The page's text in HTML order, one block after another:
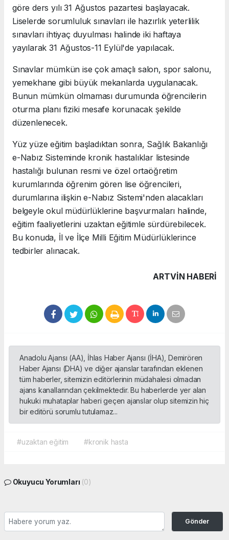
göre ders yılı 31 Ağustos pazartesi başlayacak.
Liselerde sorumluluk sınavları ile hazırlık yeterlilik
sınavları ihtiyaç duyulması halinde iki haftaya
yayılarak 31 Ağustos-11 Eylül'de yapılacak.
Sınavlar mümkün ise çok amaçlı salon, spor salonu,
yemekhane gibi büyük mekanlarda uygulanacak.
Bunun mümkün olmaması durumunda öğrencilerin
oturma planı fiziki mesafe korunacak şekilde
düzenlenecek.
Yüz yüze eğitim başladıktan sonra, Sağlık Bakanlığı
e-Nabız Sisteminde kronik hastalıklar listesinde
hastalığı bulunan resmi ve özel ortaöğretim
kurumlarında öğrenim gören lise öğrencileri,
durumlarına ilişkin e-Nabız Sistemi'nden alacakları
belgeyle okul müdürlüklerine başvurmaları halinde,
eğitim faaliyetlerini uzaktan eğitimle sürdürebilecek.
Bu konuda, İl ve İlçe Milli Eğitim Müdürlüklerince
tedbirler alınacak.
ARTVIN HABERİ
Anadolu Ajansı (AA), İhlas Haber Ajansı (İHA), Demirören
Haber Ajansı (DHA) ve diğer ajanslar tarafından eklenen
tüm haberler, sitemizin editörlerinin müdahalesi olmadan
ajans kanallarından çekilmektedir. Bu haberlerde yer alan
hukuki muhataplar haberi geçen ajanslar olup sitemizin hiç
bir editörü sorumlu tutulamaz...
#uzaktan eğitim #kronik hasta
Okuyucu Yorumları (0)
Gönder